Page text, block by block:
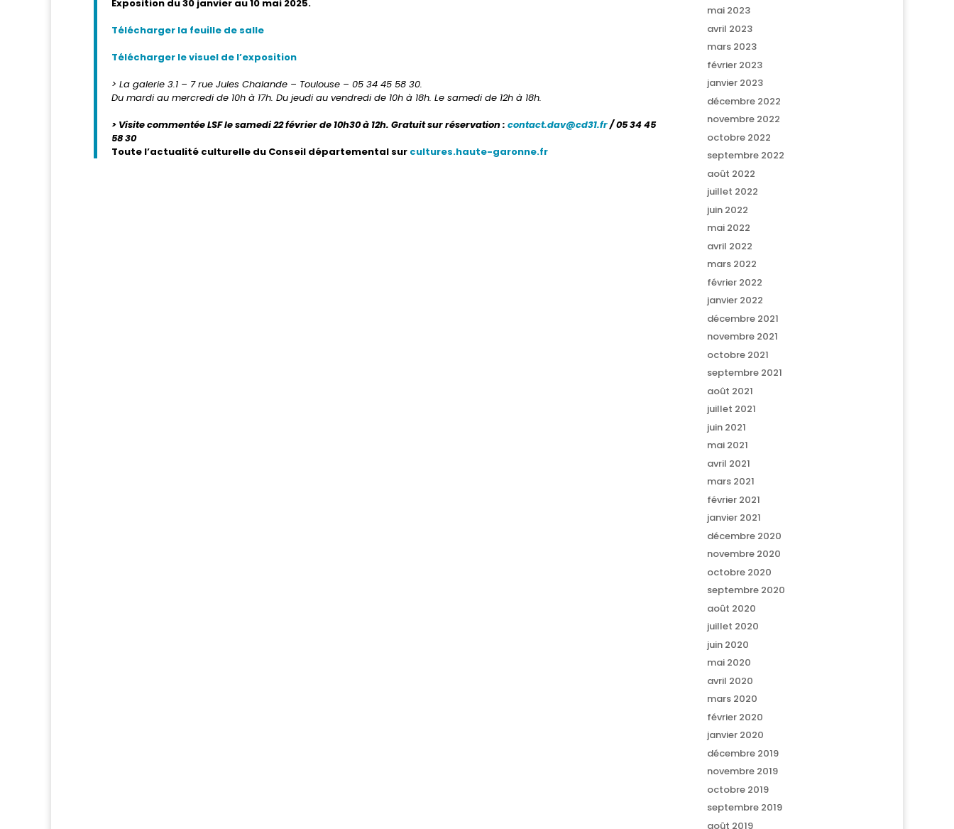
Exposition du 30 janvier au 10 mai 2025.
Télécharger la feuille de salle
Télécharger le visuel de l’exposition
> La galerie 3.1 – 7 rue Jules Chalande – Toulouse – 05 34 45 58 30.
Du mardi au mercredi de 10h à 17h. Du jeudi au vendredi de 10h à 18h. Le samedi de 12h à 18h.
> Visite commentée LSF le samedi 22 février de 10h30 à 12h. Gratuit sur réservation : contact.dav@cd31.fr/ 05 34 45
58 30
Toute l’actualité culturelle du Conseil départemental sur cultures.haute-garonne.fr
mai 2023
avril 2023
mars 2023
février 2023
janvier 2023
décembre 2022
novembre 2022
octobre 2022
septembre 2022
août 2022
juillet 2022
juin 2022
mai 2022
avril 2022
mars 2022
février 2022
janvier 2022
décembre 2021
novembre 2021
octobre 2021
septembre 2021
août 2021
juillet 2021
juin 2021
mai 2021
avril 2021
mars 2021
février 2021
janvier 2021
décembre 2020
novembre 2020
octobre 2020
septembre 2020
août 2020
juillet 2020
juin 2020
mai 2020
avril 2020
mars 2020
février 2020
janvier 2020
décembre 2019
novembre 2019
octobre 2019
septembre 2019
août 2019